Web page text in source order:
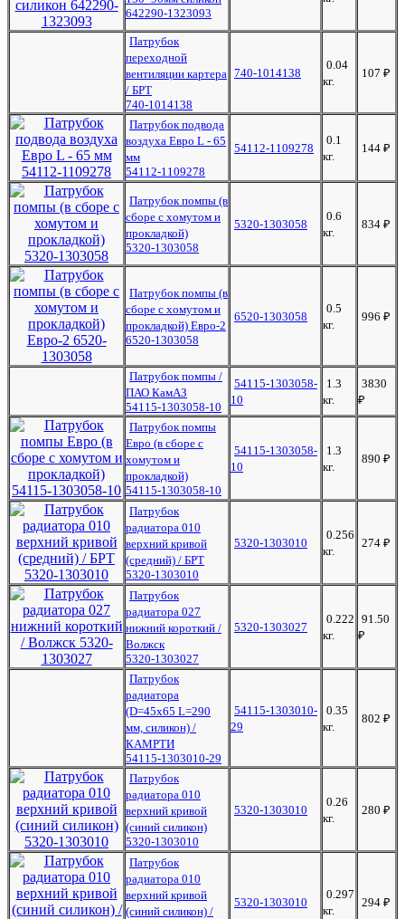
642290-1323093
Патрубок
переходной
вентиляции картера
/ БРТ
740-1014138
740-1014138
0.04
кг.
107 ₽
Патрубок подвода
воздуха Евро L - 65
мм
54112-1109278
54112-1109278
0.1
кг.
144 ₽
Патрубок помпы (в
сборе с хомутом и
прокладкой)
5320-1303058
5320-1303058
0.6
кг.
834 ₽
Патрубок помпы (в
сборе с хомутом и
прокладкой) Евро-2
6520-1303058
6520-1303058
0.5
кг.
996 ₽
Патрубок помпы /
ПАО КамАЗ
54115-1303058-10
54115-1303058-
10
1.3
кг.
3830
₽
Патрубок помпы
Евро (в сборе с
хомутом и
прокладкой)
54115-1303058-10
54115-1303058-
10
1.3
кг.
890 ₽
Патрубок
радиатора 010
верхний кривой
(средний) / БРТ
5320-1303010
5320-1303010
0.256
кг.
274 ₽
Патрубок
радиатора 027
нижний короткий /
Волжск
5320-1303027
5320-1303027
0.222
кг.
91.50
₽
Патрубок
радиатора
(D=45х65 L=290
мм, силикон) /
КАМРТИ
54115-1303010-29
54115-1303010-
29
0.35
кг.
802 ₽
Патрубок
радиатора 010
верхний кривой
(синий силикон)
5320-1303010
5320-1303010
0.26
кг.
280 ₽
Патрубок
радиатора 010
верхний кривой
(синий силикон) /
5320-1303010
0.297
кг.
294 ₽